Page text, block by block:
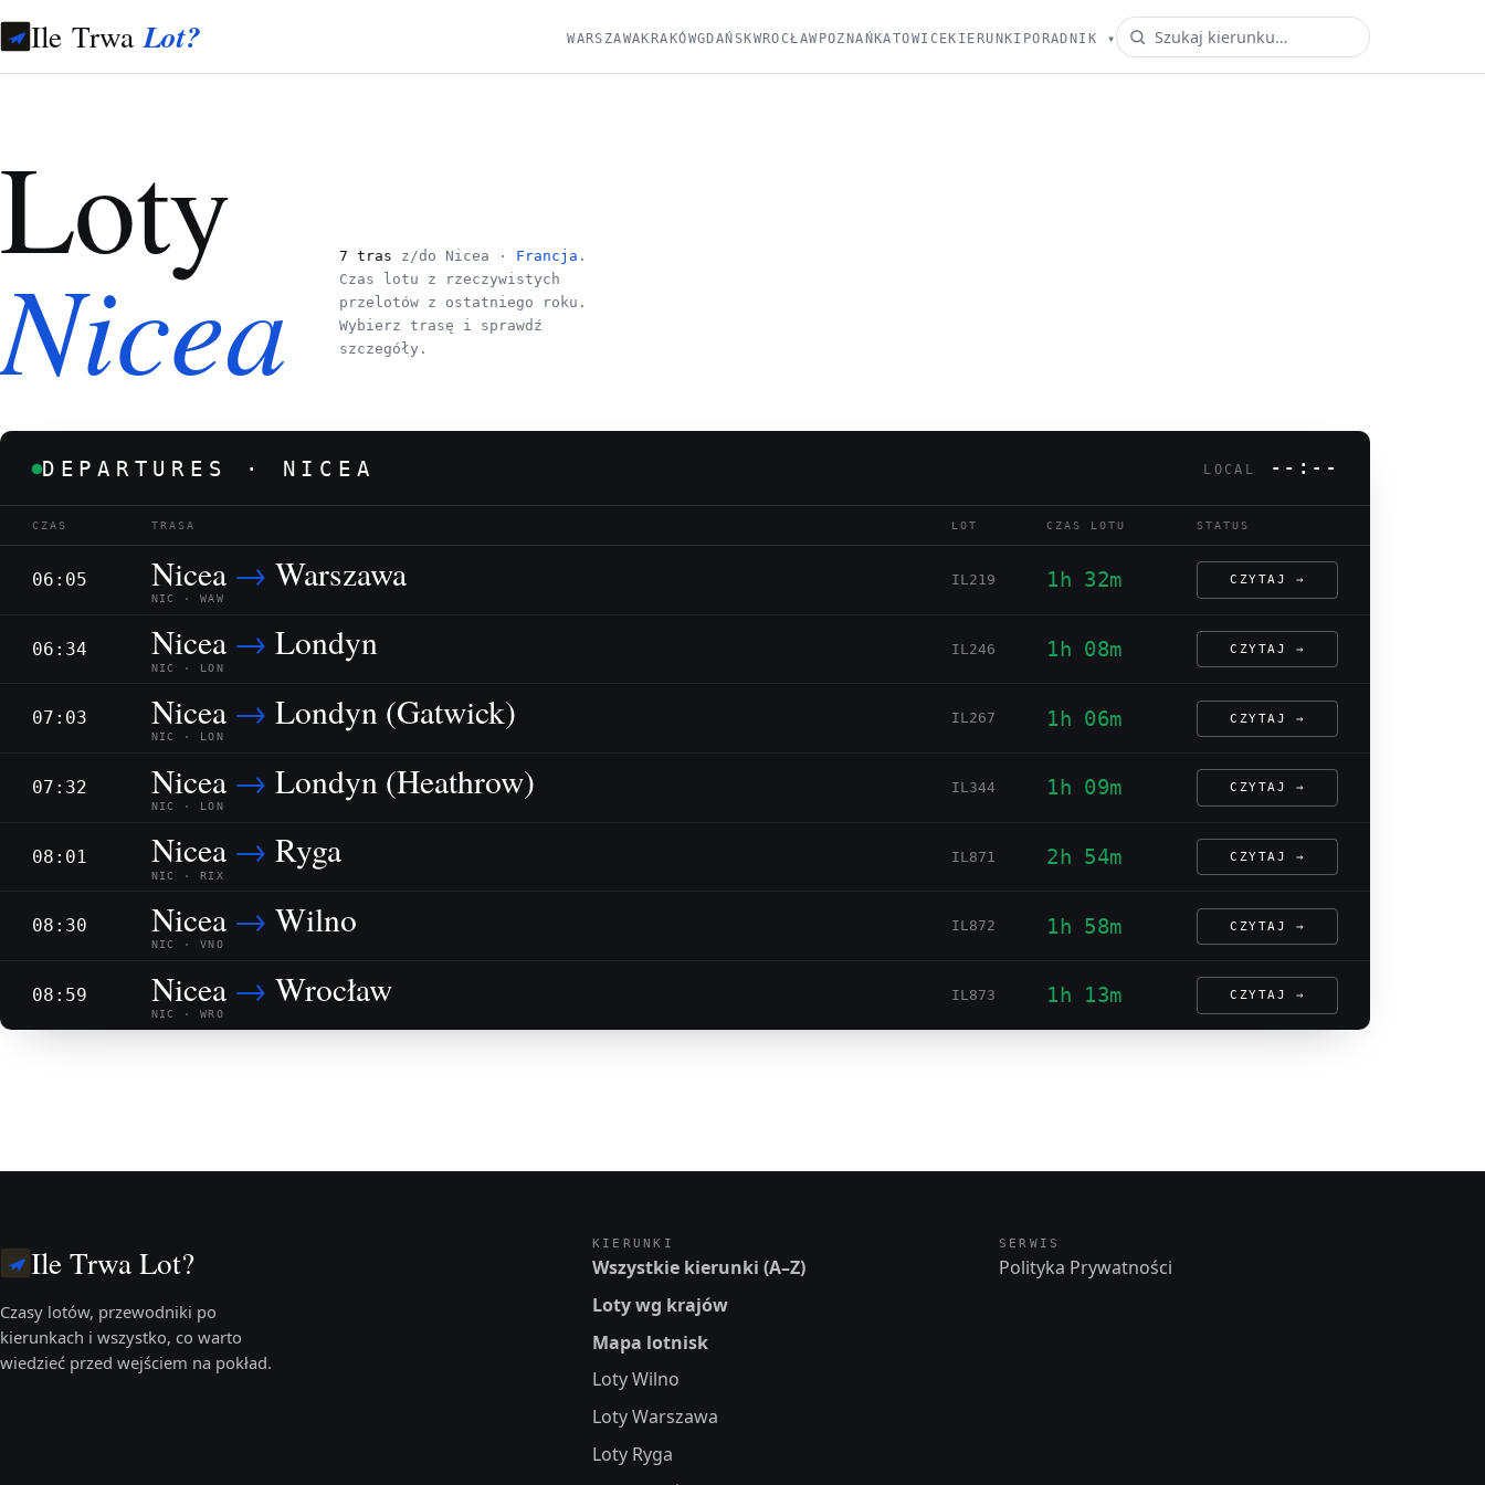
Ile TrwaLot? WARSZAWAKRAKÓWGDAŃSKWROCŁAW POZNAŃKATOWICEKIERUNKI PORADNIK ▾
Loty
Nicea 7 tras z/do Nicea · Francja .
Czas lotu z rzeczywistych
przelotów z ostatniego roku.
Wybierz trasę i sprawdź
szczegóły.
DEPARTURES · NICEA LOCAL --:--
CZAS TRASA LOT CZAS LOTU STATUS
06:05 Nicea → Warszawa
NIC · WAW
IL219 1h 32m CZYTAJ →
06:34 Nicea → Londyn
NIC · LON
IL246 1h 08m CZYTAJ →
07:03 Nicea → Londyn (Gatwick)
NIC · LON
IL267 1h 06m CZYTAJ →
07:32 Nicea → Londyn (Heathrow)
NIC · LON
IL344 1h 09m CZYTAJ →
08:01 Nicea → Ryga
NIC · RIX
IL871 2h 54m CZYTAJ →
08:30 Nicea → Wilno
NIC · VNO
IL872 1h 58m CZYTAJ →
08:59 Nicea → Wrocław
NIC · WRO
IL873 1h 13m CZYTAJ →
Ile Trwa Lot?
Czasy lotów, przewodniki po
kierunkach i wszystko, co warto
wiedzieć przed wejściem na pokład.
KIERUNKI
Wszystkie kierunki (A–Z)
Loty wg krajów
Mapa lotnisk
Loty Wilno
Loty Warszawa
Loty Ryga
SERWIS
Polityka Prywatności